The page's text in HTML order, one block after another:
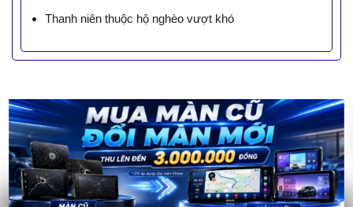
Thanh niên thuộc hộ nghèo vượt khó